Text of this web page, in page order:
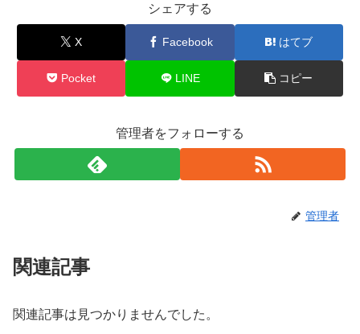
e
o
o
er
n
ot
e
シェアする
X Facebook はてブ
Pocket LINE コピー
管理者をフォローする
管理者
関連記事
関連記事は見つかりませんでした。